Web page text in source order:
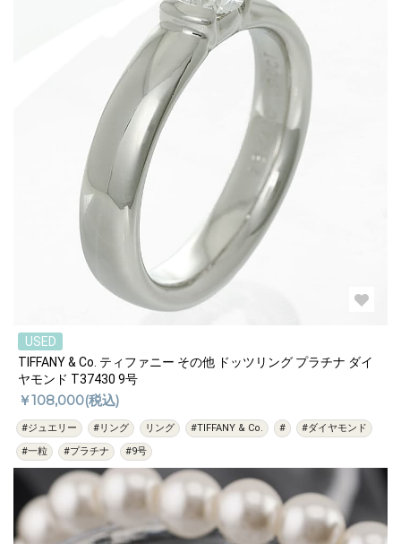
USED
TIFFANY & Co. ティファニー その他 ドッツリング プラチナ ダイ
ヤモンド T37430 9号
￥108,000(税込)
#ジュエリー #リング リング #TIFFANY & Co. #
#ダイヤモンド
#一粒
#プラチナ #9号